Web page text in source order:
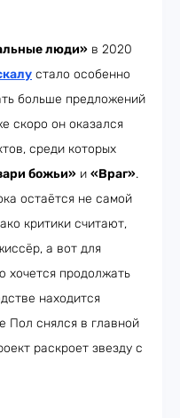
люди» в 2020
стало особенно
больше предложений
скоро он оказался
среди которых
божьи» и «Враг».
остаётся не самой
критики считают,
а вот для
хочется продолжать
находится
Пол снялся в главной
раскроет звезду с